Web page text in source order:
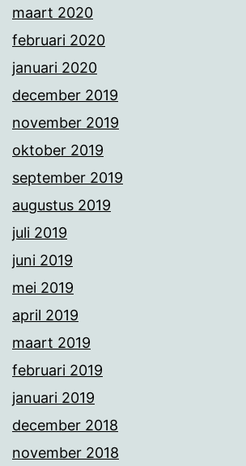
maart 2020
februari 2020
januari 2020
december 2019
november 2019
oktober 2019
september 2019
augustus 2019
juli 2019
juni 2019
mei 2019
april 2019
maart 2019
februari 2019
januari 2019
december 2018
november 2018